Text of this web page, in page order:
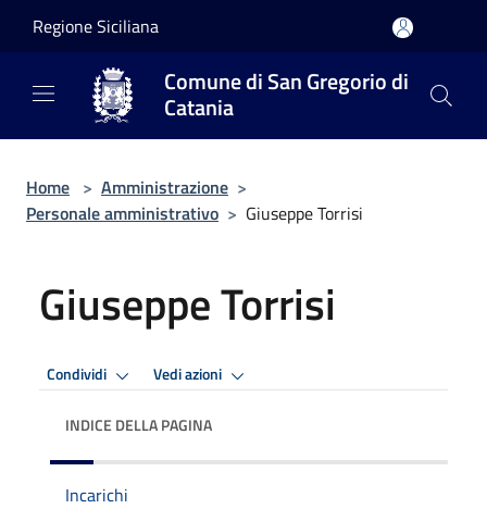
Regione Siciliana
Comune di San Gregorio di
Catania
Home > Amministrazione >
Personale amministrativo > Giuseppe Torrisi
Giuseppe Torrisi
Condividi Vedi azioni
INDICE DELLA PAGINA
Incarichi